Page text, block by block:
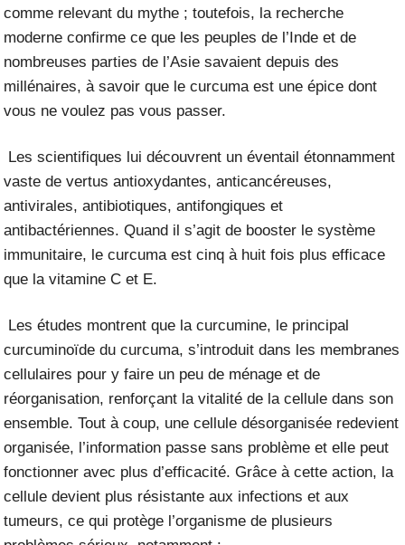
comme relevant du mythe ; toutefois, la recherche
moderne confirme ce que les peuples de l’Inde et de
nombreuses parties de l’Asie savaient depuis des
millénaires, à savoir que le curcuma est une épice dont
vous ne voulez pas vous passer.
Les scientifiques lui découvrent un éventail étonnamment
vaste de vertus antioxydantes, anticancéreuses,
antivirales, antibiotiques, antifongiques et
antibactériennes. Quand il s’agit de booster le système
immunitaire, le curcuma est cinq à huit fois plus efficace
que la vitamine C et E.
Les études montrent que la curcumine, le principal
curcuminoïde du curcuma, s’introduit dans les membranes
cellulaires pour y faire un peu de ménage et de
réorganisation, renforçant la vitalité de la cellule dans son
ensemble. Tout à coup, une cellule désorganisée redevient
organisée, l’information passe sans problème et elle peut
fonctionner avec plus d’efficacité. Grâce à cette action, la
cellule devient plus résistante aux infections et aux
tumeurs, ce qui protège l’organisme de plusieurs